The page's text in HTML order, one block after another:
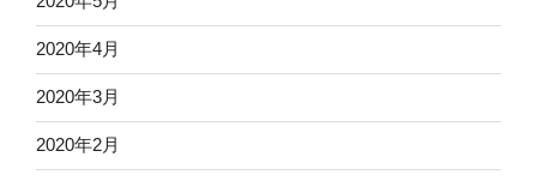
2020年4月
2020年3月
2020年2月